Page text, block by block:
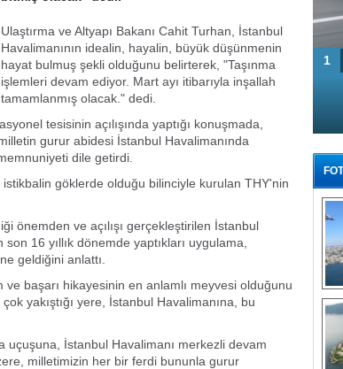
Ulaştırma ve Altyapı Bakanı Cahit Turhan, İstanbul
Havalimanının idealin, hayalin, büyük düşünmenin
hayat bulmuş şekli olduğunu belirterek, "Taşınma
işlemleri devam ediyor. Mart ayı itibarıyla inşallah
tamamlanmış olacak." dedi.
tesisinin açılışında yaptığı konuşmada,
gurur abidesi İstanbul Havalimanında
dile getirdi.
göklerde olduğu bilinciyle kurulan THY'nin
önemden ve açılışı gerçekleştirilen İstanbul
16 yıllık dönemde yaptıkları uygulama,
geldiğini anlattı.
ve başarı hikayesinin en anlamlı meyvesi olduğunu
yakıştığı yere, İstanbul Havalimanına, bu
uçuşuna, İstanbul Havalimanı merkezli devam
milletimizin her bir ferdi bununla gurur
1